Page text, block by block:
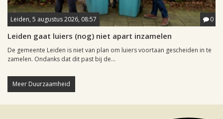
Leiden, 5 augustus 2026, 08:57 0
Leiden gaat luiers (nog) niet apart inzamelen
De gemeente Leiden is niet van plan om luiers voortaan gescheiden in te
zamelen. Ondanks dat dit past bij de...
Meer Duurzaamheid